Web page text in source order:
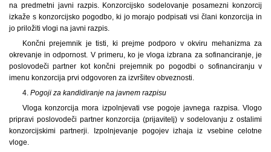
na predmetni javni razpis. Konzorcijsko sodelovanje posamezni konzorcij
izkaže s konzorcijsko pogodbo, ki jo morajo podpisati vsi člani konzorcija in
jo priložiti vlogi na javni razpis.
Končni prejemnik je tisti, ki prejme podporo v okviru mehanizma za
okrevanje in odpornost. V primeru, ko je vloga izbrana za sofinanciranje, je
poslovodeči partner kot končni prejemnik po pogodbi o sofinanciranju v
imenu konzorcija prvi odgovoren za izvršitev obveznosti.
4. Pogoji za kandidiranje na javnem razpisu
Vloga konzorcija mora izpolnjevati vse pogoje javnega razpisa. Vlogo
pripravi poslovodeči partner konzorcija (prijavitelj) v sodelovanju z ostalimi
konzorcijskimi partnerji. Izpolnjevanje pogojev izhaja iz vsebine celotne
vloge.